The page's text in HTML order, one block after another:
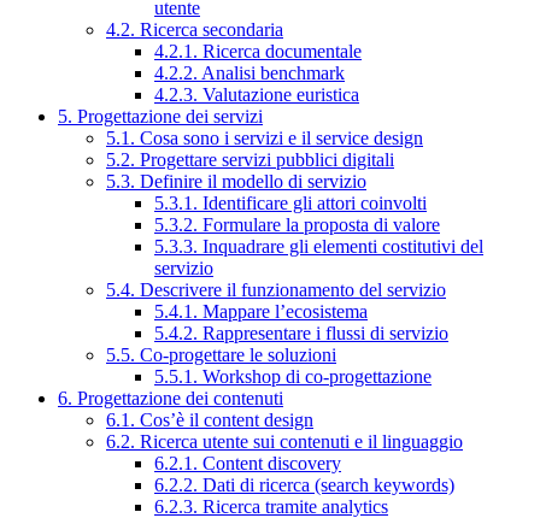
utente
4.2. Ricerca secondaria
4.2.1. Ricerca documentale
4.2.2. Analisi benchmark
4.2.3. Valutazione euristica
5. Progettazione dei servizi
5.1. Cosa sono i servizi e il service design
5.2. Progettare servizi pubblici digitali
5.3. Definire il modello di servizio
5.3.1. Identificare gli attori coinvolti
5.3.2. Formulare la proposta di valore
5.3.3. Inquadrare gli elementi costitutivi del
servizio
5.4. Descrivere il funzionamento del servizio
5.4.1. Mappare l’ecosistema
5.4.2. Rappresentare i flussi di servizio
5.5. Co-progettare le soluzioni
5.5.1. Workshop di co-progettazione
6. Progettazione dei contenuti
6.1. Cos’è il content design
6.2. Ricerca utente sui contenuti e il linguaggio
6.2.1. Content discovery
6.2.2. Dati di ricerca (search keywords)
6.2.3. Ricerca tramite analytics